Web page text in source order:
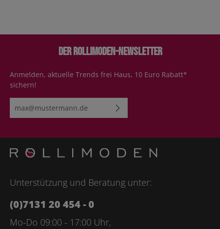
Der Rollimoden-Newsletter
Anmelden, aktuelle Trends frei Haus, 10 Euro Rabatt*
sichern!
Bitte geben Sie die abgebildeten Zeichen ein*
Unterstützung und Beratung unter:
(0)7131 20 454 - 0
Mo-Do 09:00 - 17:00 Uhr,